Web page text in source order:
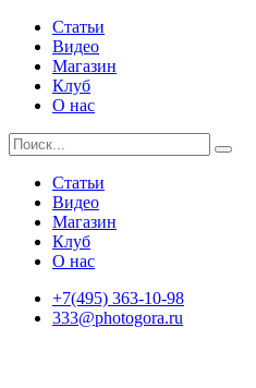
Статьи
Видео
Магазин
Клуб
О нас
Статьи
Видео
Магазин
Клуб
О нас
+7(495) 363-10-98
333@photogora.ru